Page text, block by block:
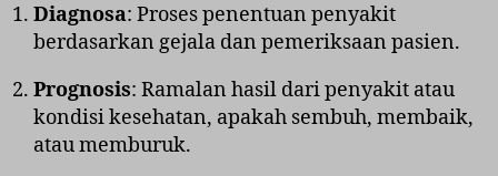
Diagnosa: Proses penentuan penyakit
berdasarkan gejala dan pemeriksaan pasien.
Prognosis: Ramalan hasil dari penyakit atau
kondisi kesehatan, apakah sembuh, membaik,
atau memburuk.